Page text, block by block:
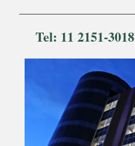
Tel: 11 2151-3018